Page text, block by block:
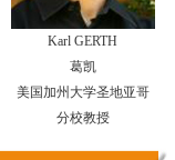
Karl GERTH
葛凯
美国加州大学圣地亚哥
分校教授